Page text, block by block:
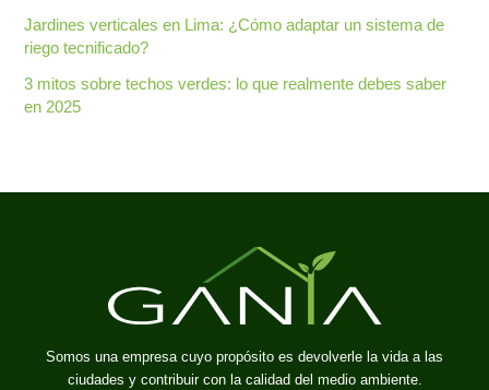
Jardines verticales en Lima: ¿Cómo adaptar un sistema de
riego tecnificado?
3 mitos sobre techos verdes: lo que realmente debes saber
en 2025
Somos una empresa cuyo propósito es devolverle la vida a las
ciudades y contribuir con la calidad del medio ambiente.